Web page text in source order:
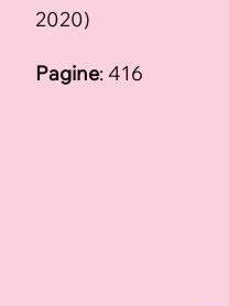
2020)
Pagine: 416